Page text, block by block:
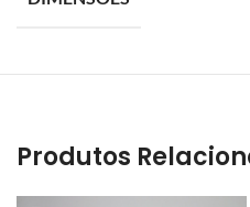
2.0 duratec 2018 em diante
Produtos